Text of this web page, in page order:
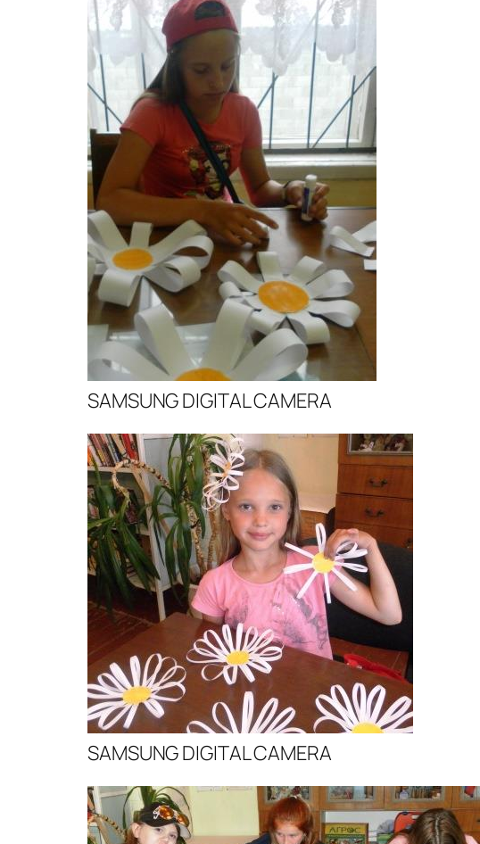
SAMSUNG DIGITAL CAMERA
SAMSUNG DIGITAL CAMERA